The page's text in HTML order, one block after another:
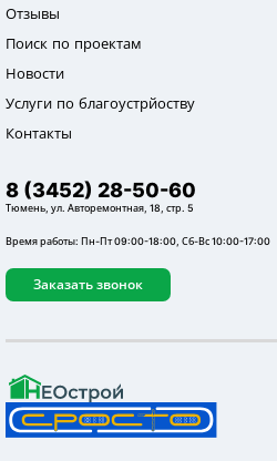
Отзывы
Поиск по проектам
Новости
Услуги по благоустрйоству
Контакты
8 (3452) 28-50-60
Тюмень, ул. Авторемонтная, 18, стр. 5
Время работы: Пн-Пт 09:00-18:00, Сб-Вс 10:00-17:00
Заказать звонок